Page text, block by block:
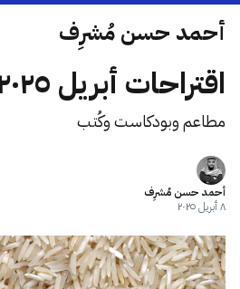
أحمد حسن مُشرِف
اقتراحات أبريل ٢٠٢٥م
مطاعم وبودكاست وكُتب
أحمد حسن مُشرِف
٨ أبريل ٢٠٢٥